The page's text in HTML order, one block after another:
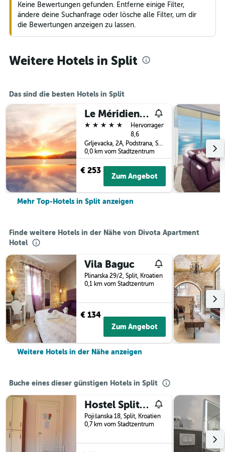
Keine Bewertungen gefunden. Entferne einige Filter,
ändere deine Suchanfrage oder lösche alle Filter, um dir
die Bewertungen anzeigen zu lassen.
Weitere Hotels in Split
Das sind die besten Hotels in Split
Le Méridien Lav, Split
5 Sterne
Hervorragend
8,6
Grljevacka, 2A, Podstrana, Split, Kroatien
0,0 km vom Stadtzentrum
€ 253
Zum Angebot
Mehr Top-Hotels in Split anzeigen
Finde weitere Hotels in der Nähe von Divota Apartment
Hotel
Vila Baguc
Plinarska 29/2, Split, Kroatien
0,1 km vom Stadtzentrum
€ 134
Zum Angebot
Weitere Hotels in der Nähe anzeigen
Buche eines dieser günstigen Hotels in Split
Hostel Split Backpackers 2
Pojišanska 18, Split, Kroatien
0,7 km vom Stadtzentrum